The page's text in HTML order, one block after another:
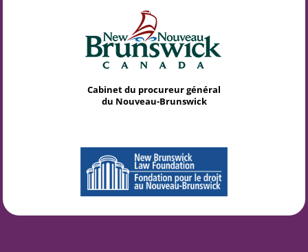
Cabinet du procureur général
du Nouveau-Brunswick